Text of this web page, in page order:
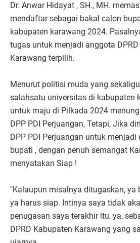
Dr. Anwar Hidayat , SH., MH.
mendaftar sebagai bakal calon
kabupaten karawang 2024.
tugas untuk menjadi anggota
Karawang terpilih.
Menurut politisi muda yang
salahsatu universitas di kabupaten
untuk maju di Pilkada 2024
DPP PDI Perjuangan, Tetapi, Jika
DPP PDI Perjuangan untuk
bupati , dengan penuh semangat
menyatakan Siap !
"Kalaupun misalnya ditugaskan, ya
ya harus siap. Intinya saya tidak
penugasan saya terakhir itu, ya,
DPRD Kabupaten Karawang yang